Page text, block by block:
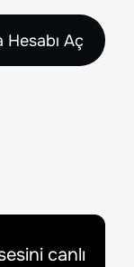
Hesabı Aç
canlı